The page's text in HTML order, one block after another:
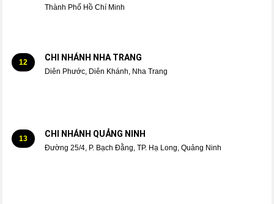
Thành Phố Hồ Chí Minh
12 CHI NHÁNH NHA TRANG
Diên Phước, Diên Khánh, Nha Trang
13 CHI NHÁNH QUẢNG NINH
Đường 25/4, P. Bạch Đằng, TP. Hạ Long, Quảng Ninh